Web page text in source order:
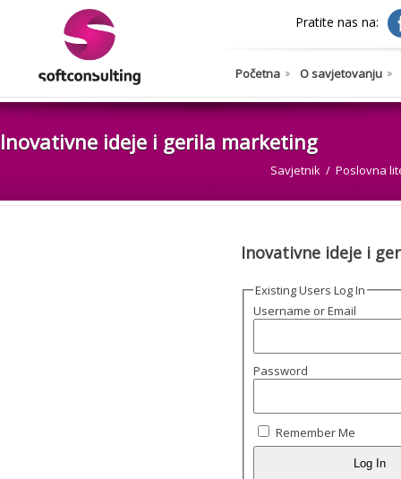
Pratite nas na:
Početna O savjetovanju
Inovativne ideje i gerila marketing
Savjetnik Poslovna
Inovativne ideje i
Existing Users Log In
Username or Email
Password
Remember Me